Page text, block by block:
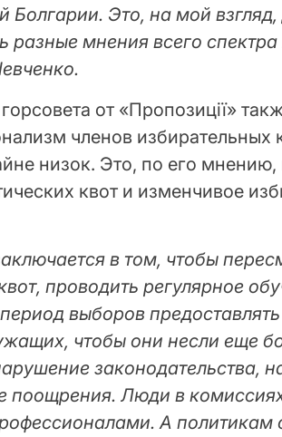
Болгарии. Это, на мой взгляд,
разные мнения всего спектра
от «Пропозиції»
членов избирательных
низок. Это, по его
квот и изменчивое
в том, чтобы
проводить регулярное
выборов
чтобы они несли еще
законодательства,
поощрения. Люди в
А политикам